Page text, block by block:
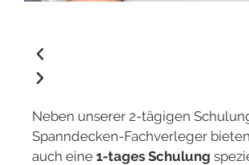
Neben unserer 2-tägigen
Spanndecken-Fachverleger
auch eine 1-tages Schulung